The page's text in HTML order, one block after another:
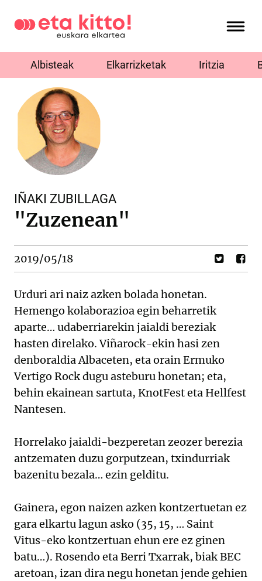
Albisteak Elkarrizketak Iritzia
IÑAKI ZUBILLAGA
"Zuzenean"
2019/05/18
Urduri ari naiz azken bolada honetan.
Hemengo kolaborazioa egin beharretik
aparte… udaberriarekin jaialdi bereziak
hasten direlako. Viñarock-ekin hasi zen
denboraldia Albaceten, eta orain Ermuko
Vertigo Rock dugu asteburu honetan; eta,
behin ekainean sartuta, KnotFest eta Hellfest
Nantesen.
Horrelako jaialdi-bezperetan zeozer berezia
antzematen duzu gorputzean, txindurriak
bazenitu bezala… ezin gelditu.
Gainera, egon naizen azken kontzertuetan ez
gara elkartu lagun asko (35, 15, … Saint
Vitus-eko kontzertuan ehun ere ez ginen
batu…). Rosendo eta Berri Txarrak, biak BEC
aretoan, izan dira negu honetan jende gehien